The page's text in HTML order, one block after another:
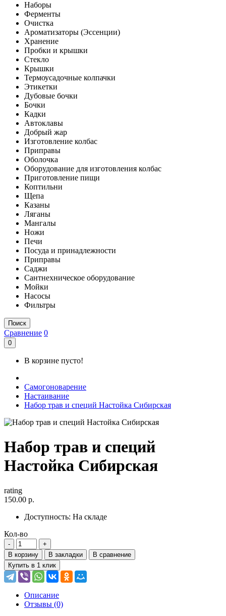
Наборы
Ферменты
Очистка
Ароматизаторы (Эссенции)
Хранение
Пробки и крышки
Стекло
Крышки
Термоусадочные колпачки
Этикетки
Дубовые бочки
Бочки
Кадки
Автоклавы
Добрый жар
Изготовление колбас
Приправы
Оболочка
Оборудование для изготовления колбас
Приготовление пищи
Коптильни
Щепа
Казаны
Ляганы
Мангалы
Ножи
Печи
Посуда и принадлежности
Приправы
Саджи
Сантнехническое оборудование
Мойки
Насосы
Фильтры
Поиск
Сравнение 0
0
В корзине пусто!
Самогоноварение
Настаивание
Набор трав и специй Настойка Сибирская
Набор трав и специй
Настойка Сибирская
rating
150.00 р.
Доступность: На складе
Кол-во
В корзину В закладки
В сравнение
Купить в 1 клик
Описание
Отзывы (0)